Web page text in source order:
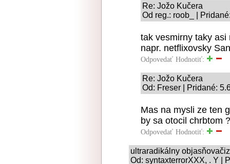
Re: Jožo Kučera
Od reg.: roob_ |
tak vesmirny taky
napr. netflixovsky
Odpovedať Hodnotiť:
Re: Jožo Kučera
Od: Freser | Pridané:
Mas na mysli ze ten
by sa otocil chrbtom ?
Odpovedať Hodnotiť:
ultraradikálny
Od: syntaxterrorXXX, . Y |